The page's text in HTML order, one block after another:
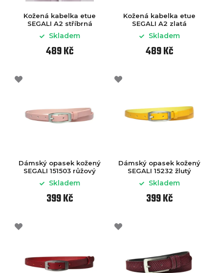
Kožená kabelka etue
SEGALI A2 stříbrná
Skladem
489 Kč
Kožená kabelka etue
SEGALI A2 zlatá
Skladem
489 Kč
Dámský opasek kožený
SEGALI 151503 růžový
Skladem
399 Kč
Dámský opasek kožený
SEGALI 15232 žlutý
Skladem
399 Kč